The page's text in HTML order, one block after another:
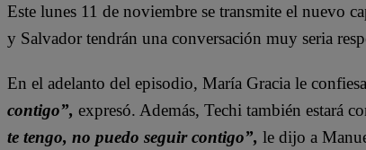
Este lunes 11 de noviembre se transmite el nuevo
y Salvador tendrán una conversación muy seria
En el adelanto del episodio, María Gracia le
contigo”, expresó. Además, Techi también estará
te tengo, no puedo seguir contigo”, le dijo a